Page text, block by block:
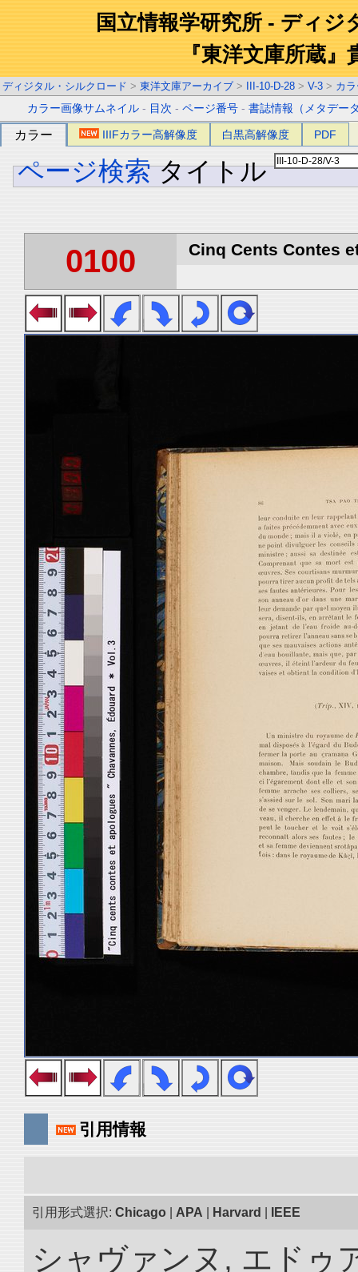
国立情報学研究所 - ディジ
『東洋文庫所蔵』
ディジタル・シルクロード > 東洋文庫アーカイブ > III-10-D-28 > V-3 > カ
カラー画像サムネイル - 目次 -ページ番号 -書誌情報（メタデー
カラー IIIFカラー高解像度 白黒高解像度 PDF
ページ検索 タイトル
0100 Cinq Cents Contes
引用情報
引用形式選択: Chicago APA Harvard IEEE
シャヴァンヌ, エドゥ